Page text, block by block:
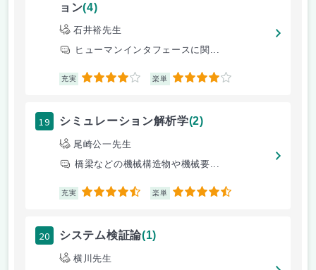
ョン(4)
石井裕先生
ヒューマンインタフェースに関...
充実 4 楽単 4
19 シミュレーション解析学(2)
尾崎公一先生
橋梁などの機械構造物や機械要...
充実 4.5 楽単 4.5
20 システム検証論(1)
横川先生